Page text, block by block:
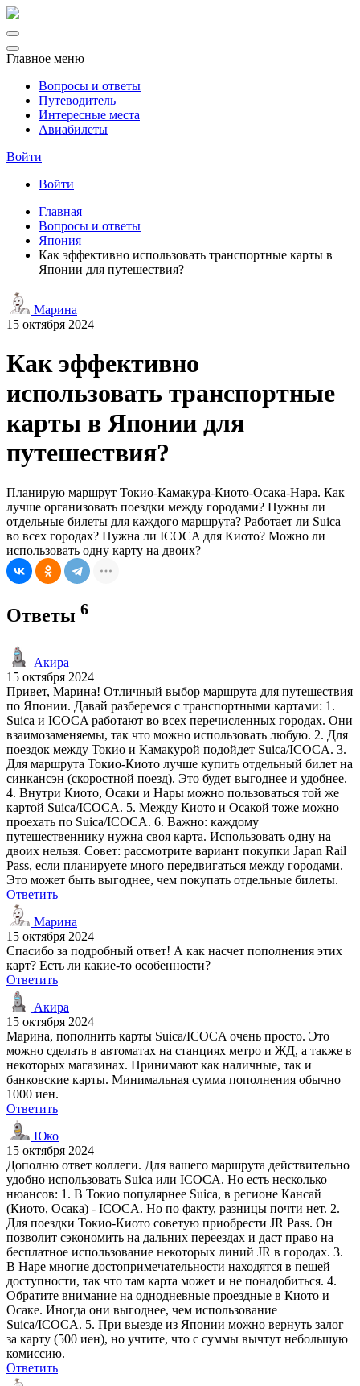
Главное меню
Вопросы и ответы
Путеводитель
Интересные места
Авиабилеты
Войти
Войти
Главная
Вопросы и ответы
Япония
Как эффективно использовать транспортные карты в
Японии для путешествия?
Марина
15 октября 2024
Как эффективно
использовать транспортные
карты в Японии для
путешествия?
Планирую маршрут Токио-Камакура-Киото-Осака-Нара. Как
лучше организовать поездки между городами? Нужны ли
отдельные билеты для каждого маршрута? Работает ли Suica
во всех городах? Нужна ли ICOCA для Киото? Можно ли
использовать одну карту на двоих?
Ответы 6
Акира
15 октября 2024
Привет, Марина! Отличный выбор маршрута для путешествия
по Японии. Давай разберемся с транспортными картами: 1.
Suica и ICOCA работают во всех перечисленных городах. Они
взаимозаменяемы, так что можно использовать любую. 2. Для
поездок между Токио и Камакурой подойдет Suica/ICOCA. 3.
Для маршрута Токио-Киото лучше купить отдельный билет на
синкансэн (скоростной поезд). Это будет выгоднее и удобнее.
4. Внутри Киото, Осаки и Нары можно пользоваться той же
картой Suica/ICOCA. 5. Между Киото и Осакой тоже можно
проехать по Suica/ICOCA. 6. Важно: каждому
путешественнику нужна своя карта. Использовать одну на
двоих нельзя. Совет: рассмотрите вариант покупки Japan Rail
Pass, если планируете много передвигаться между городами.
Это может быть выгоднее, чем покупать отдельные билеты.
Ответить
Марина
15 октября 2024
Спасибо за подробный ответ! А как насчет пополнения этих
карт? Есть ли какие-то особенности?
Ответить
Акира
15 октября 2024
Марина, пополнить карты Suica/ICOCA очень просто. Это
можно сделать в автоматах на станциях метро и ЖД, а также в
некоторых магазинах. Принимают как наличные, так и
банковские карты. Минимальная сумма пополнения обычно
1000 иен.
Ответить
Юко
15 октября 2024
Дополню ответ коллеги. Для вашего маршрута действительно
удобно использовать Suica или ICOCA. Но есть несколько
нюансов: 1. В Токио популярнее Suica, в регионе Кансай
(Киото, Осака) - ICOCA. Но по факту, разницы почти нет. 2.
Для поездки Токио-Киото советую приобрести JR Pass. Он
позволит сэкономить на дальних переездах и даст право на
бесплатное использование некоторых линий JR в городах. 3.
В Наре многие достопримечательности находятся в пешей
доступности, так что там карта может и не понадобиться. 4.
Обратите внимание на однодневные проездные в Киото и
Осаке. Иногда они выгоднее, чем использование
Suica/ICOCA. 5. При выезде из Японии можно вернуть залог
за карту (500 иен), но учтите, что с суммы вычтут небольшую
комиссию.
Ответить